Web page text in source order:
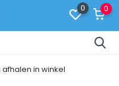
0 0
in winkel